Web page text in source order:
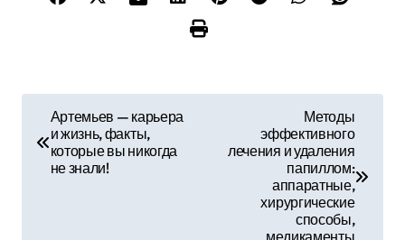
Артемьев — карьера
и жизнь, факты,
которые вы никогда
не знали!
Методы
эффективного
лечения и удаления
папиллом:
аппаратные,
хирургические
способы,
медикаменты